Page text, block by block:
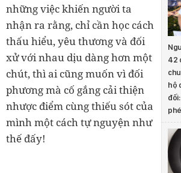
42
hộ
những việc khiến người ta
nhận ra rằng, chỉ cần học cách
thấu hiểu, yêu thương và đối
xử với nhau dịu dàng hơn một
chút, thì ai cũng muốn vì đối
phương mà cố gắng cải thiện
nhược điểm cùng thiếu sót của
mình một cách tự nguyện như
thế đấy!